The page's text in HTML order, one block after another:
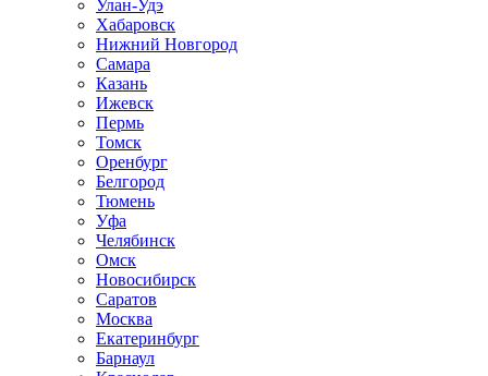
Улан-Удэ
Хабаровск
Нижний Новгород
Самара
Казань
Ижевск
Пермь
Томск
Оренбург
Белгород
Тюмень
Уфа
Челябинск
Омск
Новосибирск
Саратов
Москва
Екатеринбург
Барнаул